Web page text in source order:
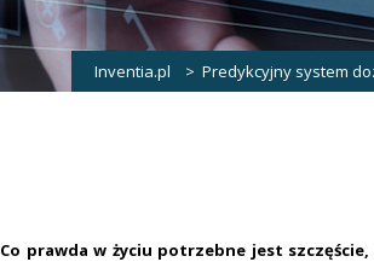
Inventia.pl > Predykcyjny system
Co prawda w życiu potrzebne jest